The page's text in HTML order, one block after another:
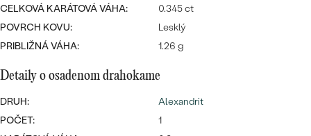
Wave kolekcia
OBJAVIŤ
CELKOVÁ KARÁTOVÁ VÁHA:
0.345 ct
POVRCH KOVU:
Lesklý
PRIBLIŽNÁ VÁHA:
1.26 g
Detaily o osadenom drahokame
DRUH:
Alexandrit
POČET:
1